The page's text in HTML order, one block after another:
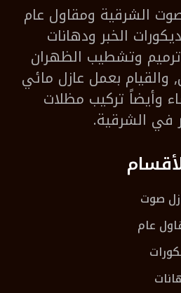
الشرقية ومقاول عام
الخبر ودهانات
وتشطيب الظهران
والقيام بعمل عازل مائي
وأيضاً تركيب مظلات
في الشرقية.
صوت
عام